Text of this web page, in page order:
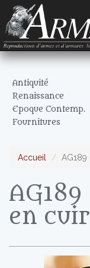
Antiquité
Renaissance
Epoque Contemp.
Fournitures
Accueil AG189
en